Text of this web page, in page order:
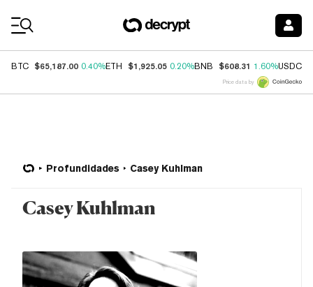
BTC $65,187.00 0.40%ETH $1,925.05 0.20%BNB $608.31 1.60%USDC
Price data by
Profundidades Casey Kuhlman
Casey Kuhlman